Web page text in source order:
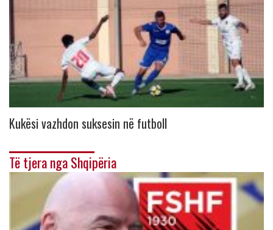
Kukësi vazhdon suksesin në futboll
Të tjera nga Shqipëria